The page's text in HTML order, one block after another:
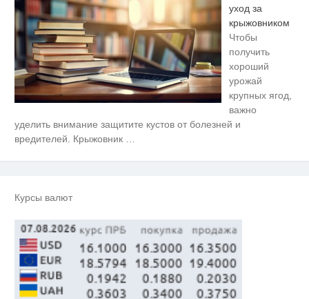
уход за
крыжовником
Чтобы
получить
хороший
урожай
крупных ягод,
важно
уделить внимание защитите кустов от болезней и
вредителей. Крыжовник
Курсы валют
не оставит равнодушным
i
Ржу не переставая, это видео